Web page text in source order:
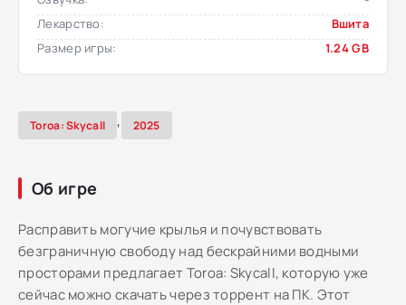
Лекарство:
Вшита
Размер игры:
1.24 GB
Toroa: Skycall , 2025
Об игре
Расправить могучие крылья и почувствовать
безграничную свободу над бескрайними водными
просторами предлагает Toroa: Skycall, которую уже
сейчас можно скачать через торрент на ПК. Этот